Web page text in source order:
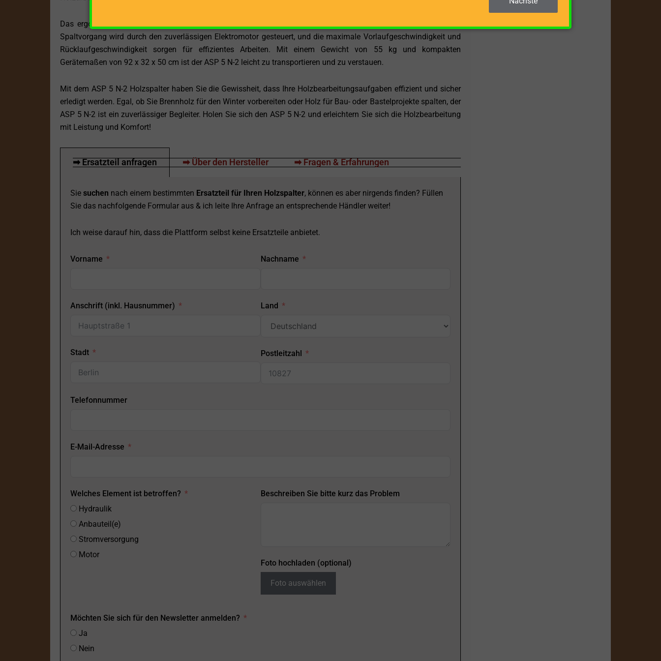
Das ergonomische Design ermöglicht Ihnen eine bequeme Arbeitshöhe, ohne lästiges Bücken oder Hocken. Der
Spaltvorgang wird durch den zuverlässigen Elektromotor gesteuert, und die maximale Vorlaufgeschwindigkeit und
Rücklaufgeschwindigkeit sorgen für effizientes Arbeiten. Mit einem Gewicht von 55 kg und kompakten
Gerätemaßen von 92 x 32 x 50 cm ist der ASP 5 N-2 leicht zu transportieren und zu verstauen.
Mit dem ASP 5 N-2 Holzspalter haben Sie die Gewissheit, dass Ihre Holzbearbeitungsaufgaben effizient und sicher
erledigt werden. Egal, ob Sie Brennholz für den Winter vorbereiten oder Holz für Bau- oder Bastelprojekte spalten, der
ASP 5 N-2 ist ein zuverlässiger Begleiter. Holen Sie sich den ASP 5 N-2 und erleichtern Sie sich die Holzbearbeitung
mit Leistung und Komfort!
➡ Ersatzteil anfragen ➡ Über den Hersteller ➡ Fragen & Erfahrungen
Sie suchen nach einem bestimmten Ersatzteil für Ihren Holzspalter, können es aber nirgends finden? Füllen
Sie das nachfolgende Formular aus & ich leite Ihre Anfrage an entsprechende Händler weiter!
Ich weise darauf hin, dass die Plattform selbst keine Ersatzteile anbietet.
Vorname Nachname
Anschrift (inkl. Hausnummer)
Stadt
Land
Postleitzahl
Telefonnummer
E-Mail-Adresse
Welches Element ist betroffen?
Hydraulik
Anbauteil(e)
Stromversorgung
Motor
Beschreiben Sie bitte kurz das Problem
Foto hochladen (optional)
Foto auswählen
Möchten Sie sich für den Newsletter anmelden?
Ja
Nein